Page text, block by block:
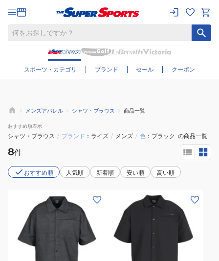
スポーツ・カテゴリ ブランド セール クーポン
さらに絞り込む
メンズアパレル シャツ・ブラウス 商品一覧
おすすめ順表示
シャツ・ブラウス / ブランド ライズ / メンズ / 色 ブラック の商品一覧
8件
おすすめ順 人気順 新着順 安い順 高い順